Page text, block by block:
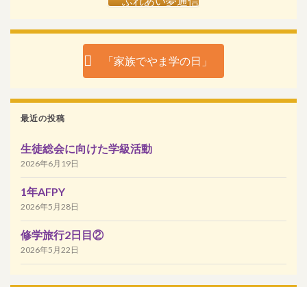
「家族でやま学の日」
最近の投稿
生徒総会に向けた学級活動
2026年6月19日
1年AFPY
2026年5月28日
修学旅行2日目②
2026年5月22日